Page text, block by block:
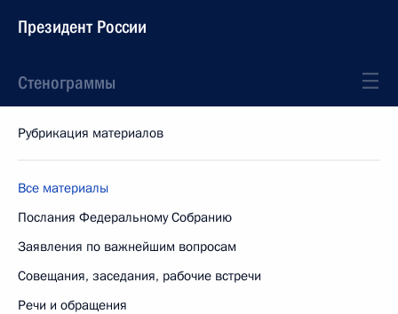
Президент России
Стенограммы
Рубрикация материалов
Все материалы
Послания Федеральному Собранию
Заявления по важнейшим вопросам
Совещания, заседания, рабочие встречи
Речи и обращения